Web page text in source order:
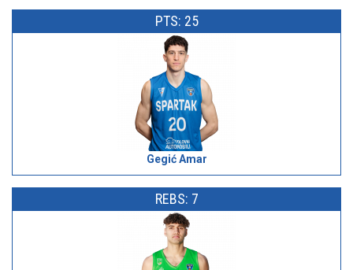
PTS: 25
Gegić Amar
REBS: 7